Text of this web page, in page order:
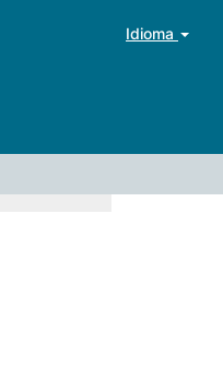
Idioma